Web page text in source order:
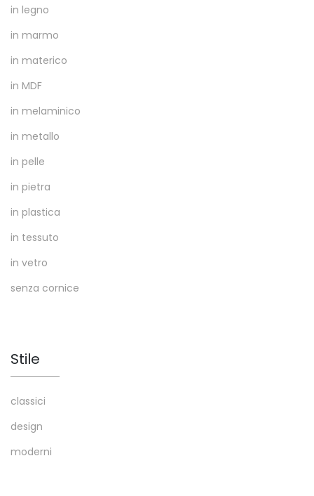
in legno
in marmo
in materico
in MDF
in melaminico
in metallo
in pelle
in pietra
in plastica
in tessuto
in vetro
senza cornice
Stile
classici
design
moderni